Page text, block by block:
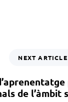
NEXT ARTICLE
de l’àmbit